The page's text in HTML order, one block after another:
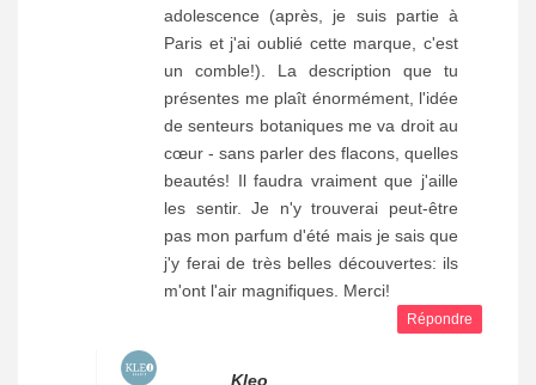
adolescence (après, je suis partie à
Paris et j'ai oublié cette marque, c'est
un comble!). La description que tu
présentes me plaît énormément, l'idée
de senteurs botaniques me va droit au
cœur - sans parler des flacons, quelles
beautés! Il faudra vraiment que j'aille
les sentir. Je n'y trouverai peut-être
pas mon parfum d'été mais je sais que
j'y ferai de très belles découvertes: ils
m'ont l'air magnifiques. Merci!
Répondre
Kleo